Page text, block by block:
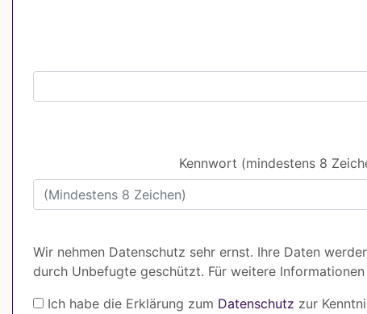
Kennwort (mindestens 8
Wir nehmen Datenschutz sehr ernst. Ihre Daten
durch Unbefugte geschützt. Für weitere
Ich habe die Erklärung zum Datenschutz zur